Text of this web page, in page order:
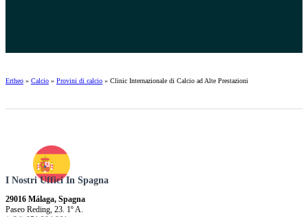
Ertheo » Calcio » Provini di calcio » Clinic Internazionale di Calcio ad Alte Prestazioni
I Nostri Uffici In Spagna
29016 Málaga, Spagna
Paseo Reding, 23. 1º A.